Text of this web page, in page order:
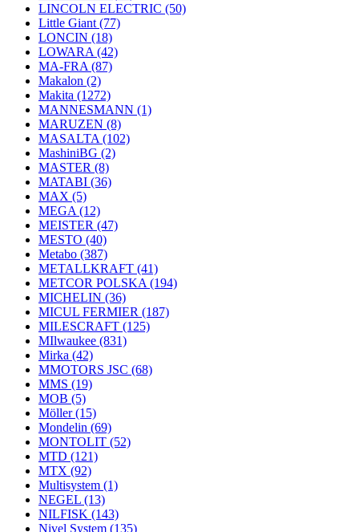
LINCOLN ELECTRIC (50)
Little Giant (77)
LONCIN (18)
LOWARA (42)
MA-FRA (87)
Makalon (2)
Makita (1272)
MANNESMANN (1)
MARUZEN (8)
MASALTA (102)
MashiniBG (2)
MASTER (8)
MATABI (36)
MAX (5)
MEGA (12)
MEISTER (47)
MESTO (40)
Metabo (387)
METALLKRAFT (41)
METCOR POLSKA (194)
MICHELIN (36)
MICUL FERMIER (187)
MILESCRAFT (125)
MIlwaukee (831)
Mirka (42)
MMOTORS JSC (68)
MMS (19)
MOB (5)
Möller(15)
Mondelin (69)
MONTOLIT (52)
MTD (121)
MTX (92)
Multisystem (1)
NEGEL (13)
NILFISK (143)
Nivel System (135)